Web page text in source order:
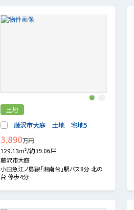
1
藤沢市大庭 土地 宅地5
土地
3,890万円
129.13m²/約39.06坪
藤沢市大庭
小田急江ノ島線「湘南台」駅バス8分 北の
台 停歩4分